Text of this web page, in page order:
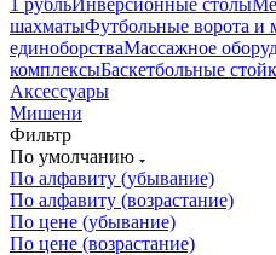
шахматыФутбольные ворота и
единоборстваМассажное
комплексыБаскетбольные
Аксессуары
Мишени
Фильтр
По умолчанию
По алфавиту (убывание)
По алфавиту (возрастание)
По цене (убывание)
По цене (возрастание)